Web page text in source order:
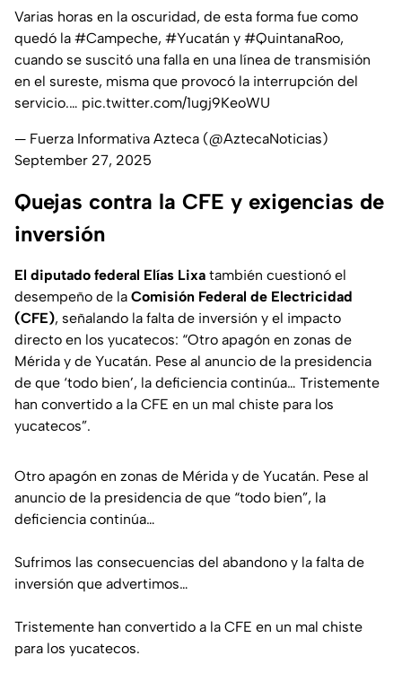
Varias horas en la oscuridad, de esta forma fue como
quedó la #Campeche, #Yucatán y #QuintanaRoo,
cuando se suscitó una falla en una línea de transmisión
en el sureste, misma que provocó la interrupción del
servicio.… pic.twitter.com/1ugj9KeoWU
— Fuerza Informativa Azteca (@AztecaNoticias)
September 27, 2025
Quejas contra la CFE y exigencias de
inversión
El diputado federal Elías Lixa también cuestionó el
desempeño de la Comisión Federal de Electricidad
(CFE), señalando la falta de inversión y el impacto
directo en los yucatecos: “Otro apagón en zonas de
Mérida y de Yucatán. Pese al anuncio de la presidencia
de que ‘todo bien’, la deficiencia continúa… Tristemente
han convertido a la CFE en un mal chiste para los
yucatecos”.
Otro apagón en zonas de Mérida y de Yucatán. Pese al
anuncio de la presidencia de que “todo bien”, la
deficiencia continúa…
Sufrimos las consecuencias del abandono y la falta de
inversión que advertimos…
Tristemente han convertido a la CFE en un mal chiste
para los yucatecos.